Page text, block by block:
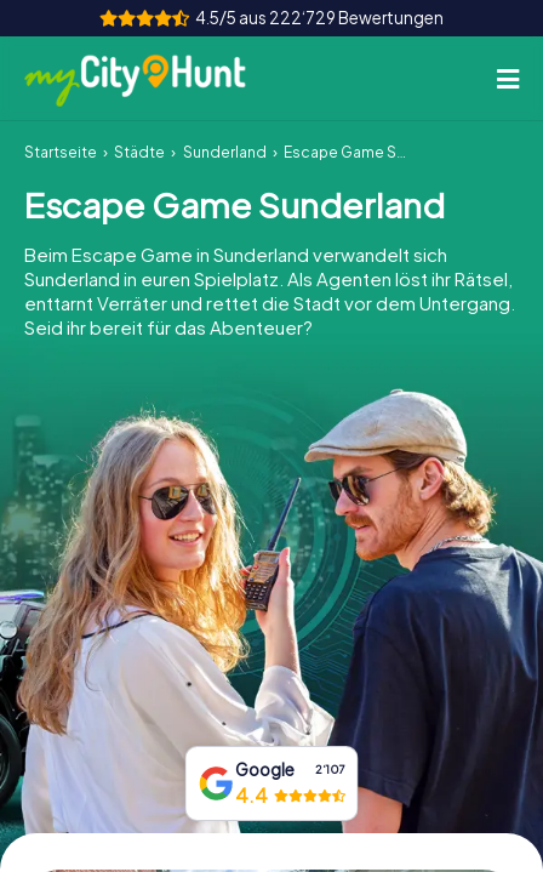
4.5/5 aus 222‘729 Bewertungen
So funktioniert's
Städte
Touren
Teamevent
INT AT CH
DE
ES
FR UK
IE
IT
NL
Tickets buchen
Gutscheine bestellen
Startseite Städte Sunderland Escape Game Sunderland
Escape Game Sunderland
Beim Escape Game in Sunderland verwandelt sich
Sunderland in euren Spielplatz. Als Agenten löst ihr Rätsel,
enttarnt Verräter und rettet die Stadt vor dem Untergang.
Seid ihr bereit für das Abenteuer?
Google 2‘107
4.4